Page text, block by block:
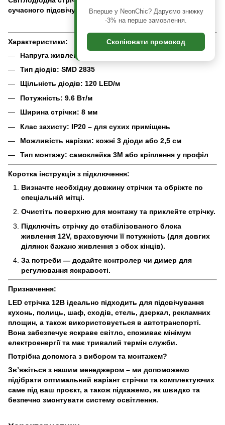
сучасного підсвічування
Характеристики:
Напруга живлення: 12V DC
Тип діодів: SMD 2835
Щільність діодів: 120 LED/м
Потужність: 9.6 Вт/м
Ширина стрічки: 8 мм
Клас захисту: IP20 – для сухих приміщень
Можливість нарізки: кожні 3 діоди або 2,5 см
Тип монтажу: самоклейка 3M або кріплення у профіл
Коротка інструкція з підключення:
Визначте необхідну довжину стрічки та обріжте по
спеціальній мітці.
Очистіть поверхню для монтажу та приклейте стрічку.
Підключіть стрічку до стабілізованого блока
живлення 12V, враховуючи її потужність (для довгих
ділянок бажано живлення з обох кінців).
За потреби — додайте контролер чи димер для
регулювання яскравості.
Призначення:
LED стрічка 12В ідеально підходить для підсвічування
кухонь, полиць, шаф, сходів, стель, дзеркал, рекламних
площин, а також використовується в автотранспорті.
Вона забезпечує яскраве світло, споживає мінімум
електроенергії та має тривалий термін служби.
Потрібна допомога з вибором та монтажем?
Зв’яжіться з нашим менеджером – ми допоможемо
підібрати оптимальний варіант стрічки та комплектуючих
саме під ваш проєкт, а також підкажемо, як швидко та
безпечно змонтувати систему освітлення.
Вперше у NeonChic? Даруємо знижку
-3% на перше замовлення.
Скопіювати промокод